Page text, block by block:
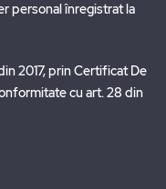
personal înregistrat la
2017, prin Certificat De
cu art. 28 din